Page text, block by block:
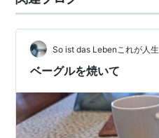
So ist das Lebenこれが人生
ベーグルを焼いて